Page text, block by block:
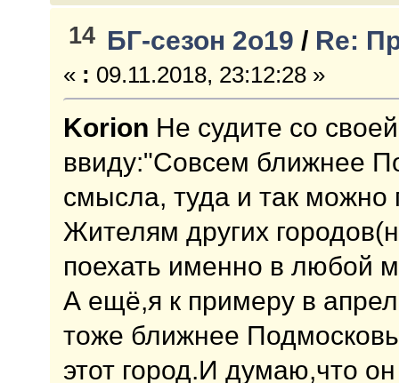
14 БГ-сезон 2о19 / Re:
« : 09.11.2018, 23:12:28 »
Korion Не судите со
ввиду:"Совсем ближнее
смысла, туда и так
Жителям других
поехать именно в любой
А ещё,я к примеру в
тоже ближнее
этот город.И думаю,что